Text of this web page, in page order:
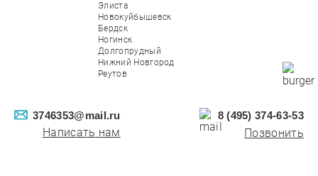
Элиста
Новокуйбышевск
Бердск
Ногинск
Долгопрудный
Нижний Новгород
Реутов
3746353@mail.ru
Написать нам
8 (495) 374-63-53
Позвонить